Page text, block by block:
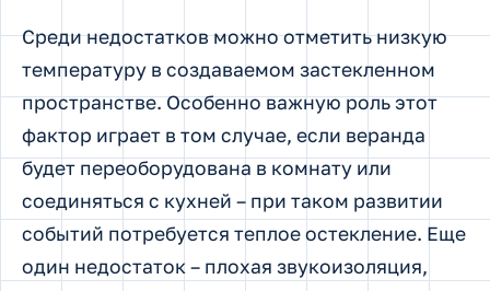
Среди недостатков можно отметить низкую
температуру в создаваемом застекленном
пространстве. Особенно важную роль этот
фактор играет в том случае, если веранда
будет переоборудована в комнату или
соединяться с кухней – при таком развитии
событий потребуется теплое остекление. Еще
один недостаток – плохая звукоизоляция,